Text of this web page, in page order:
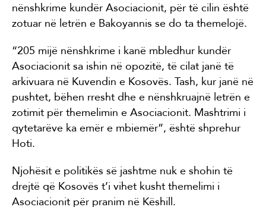
nënshkrime kundër Asociacionit, për të cilin është
zotuar në letrën e Bakoyannis se do ta themelojë.
“205 mijë nënshkrime i kanë mbledhur kundër
Asociacionit sa ishin në opozitë, të cilat janë të
arkivuara në Kuvendin e Kosovës. Tash, kur janë në
pushtet, bëhen rresht dhe e nënshkruajnë letrën e
zotimit për themelimin e Asociacionit. Mashtrimi i
qytetarëve ka emër e mbiemër”, është shprehur
Hoti.
Njohësit e politikës së jashtme nuk e shohin të
drejtë që Kosovës t’i vihet kusht themelimi i
Asociacionit për pranim në Këshill.